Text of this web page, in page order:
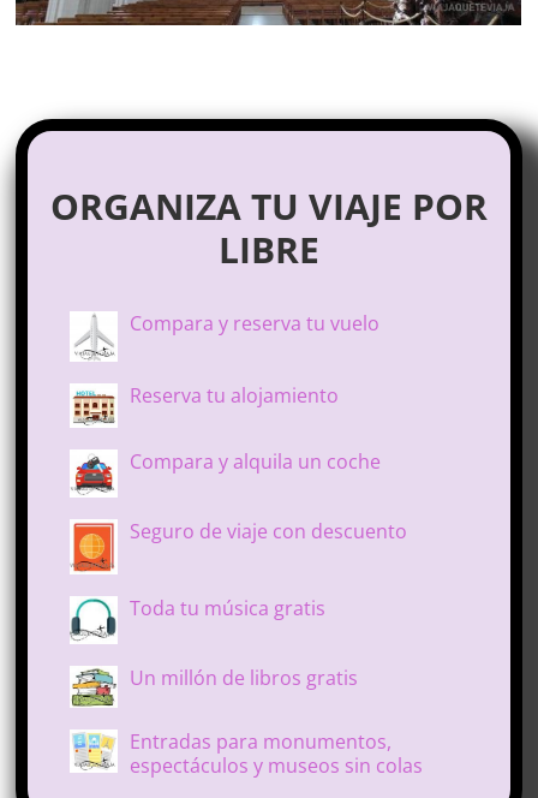
ORGANIZA TU VIAJE POR
LIBRE
Compara y reserva tu vuelo
Reserva tu alojamiento
Compara y alquila un coche
Seguro de viaje con descuento
Toda tu música gratis
Un millón de libros gratis
Entradas para monumentos,
espectáculos y museos sin colas